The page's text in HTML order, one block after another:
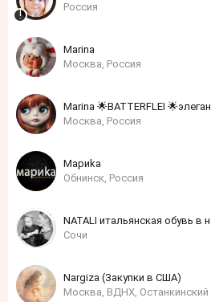
Россия
Marina
Москва, Россия
Москва, Россия
Mариkа
Обнинск, Россия
Сочи
Nargiza (Закупки в США)